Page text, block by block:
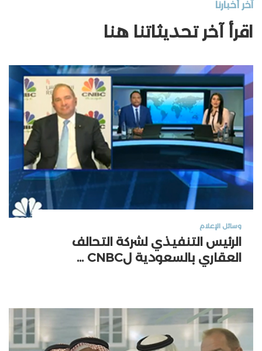
غرف النوم
4
مسطح البناء
260.02 م²
حمامات
5
طوابق
3
الوحدات المتاحة
1487
آخر أخبارنا
اقرأ آخر تحديثاتنا هنا
وسائل الإعلام
الرئيس التنفيذي لشركة التحالف
العقاري بالسعودية لCNBC ...